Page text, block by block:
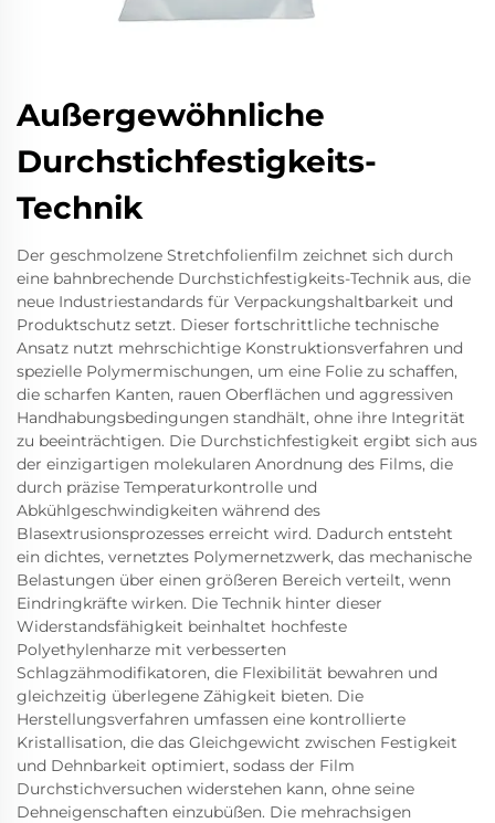
Außergewöhnliche
Durchstichfestigkeits-
Technik
Der geschmolzene Stretchfolienfilm zeichnet sich durch
eine bahnbrechende Durchstichfestigkeits-Technik aus, die
neue Industriestandards für Verpackungshaltbarkeit und
Produktschutz setzt. Dieser fortschrittliche technische
Ansatz nutzt mehrschichtige Konstruktionsverfahren und
spezielle Polymermischungen, um eine Folie zu schaffen,
die scharfen Kanten, rauen Oberflächen und aggressiven
Handhabungsbedingungen standhält, ohne ihre Integrität
zu beeinträchtigen. Die Durchstichfestigkeit ergibt sich aus
der einzigartigen molekularen Anordnung des Films, die
durch präzise Temperaturkontrolle und
Abkühlgeschwindigkeiten während des
Blasextrusionsprozesses erreicht wird. Dadurch entsteht
ein dichtes, vernetztes Polymernetzwerk, das mechanische
Belastungen über einen größeren Bereich verteilt, wenn
Eindringkräfte wirken. Die Technik hinter dieser
Widerstandsfähigkeit beinhaltet hochfeste
Polyethylenharze mit verbesserten
Schlagzähmodifikatoren, die Flexibilität bewahren und
gleichzeitig überlegene Zähigkeit bieten. Die
Herstellungsverfahren umfassen eine kontrollierte
Kristallisation, die das Gleichgewicht zwischen Festigkeit
und Dehnbarkeit optimiert, sodass der Film
Durchstichversuchen widerstehen kann, ohne seine
Dehneigenschaften einzubüßen. Die mehrachsigen